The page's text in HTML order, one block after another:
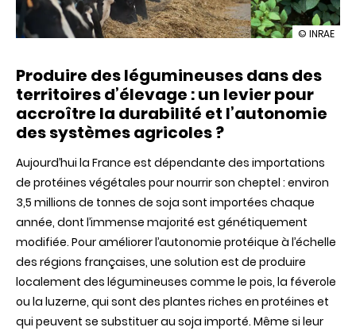
illustration
des
territoires
un
levier
pour
la
durabilité
et
des
systèmes
agricoles
?
© INRAE
Produire des légumineuses dans des
territoires d’élevage : un levier pour
accroître la durabilité et l’autonomie
des systèmes agricoles ?
Aujourd’hui la France est dépendante des importations
de protéines végétales pour nourrir son cheptel : environ
3,5 millions de tonnes de soja sont importées chaque
année, dont l’immense majorité est génétiquement
modifiée. Pour améliorer l’autonomie protéique à l’échelle
des régions françaises, une solution est de produire
localement des légumineuses comme le pois, la féverole
ou la luzerne, qui sont des plantes riches en protéines et
qui peuvent se substituer au soja importé. Même si leur